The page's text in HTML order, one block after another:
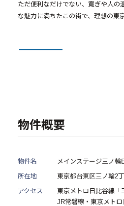
- 物件一覧
採用情報
- 採用情報トップ
- 新卒採用
- 中途採用
ただ便利なだけでない、寛ぎや人の
な魅力に満ちたこの街で、理想の東
物件概要
物件名
メインステージ三ノ輪
所在地
東京都台東区三ノ輪2
アクセス
東京メトロ日比谷線
JR常磐線・東京メト